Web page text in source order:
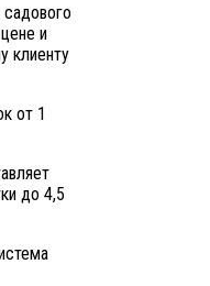
и
клиенту
от 1
до 4,5